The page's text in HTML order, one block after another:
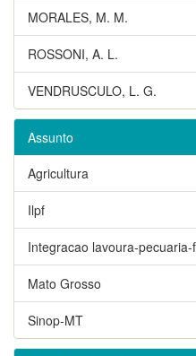
MORALES, M. M.
ROSSONI, A. L.
VENDRUSCULO, L. G.
Assunto
Agricultura
Ilpf
Integracao lavoura-pecuaria-
Mato Grosso
Sinop-MT